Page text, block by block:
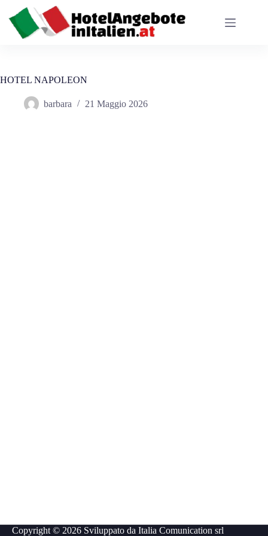
contenuto
HOTEL NAPOLEON
barbara 21 Maggio 2026
Copyright © 2026 Sviluppato daItalia Comunication srl